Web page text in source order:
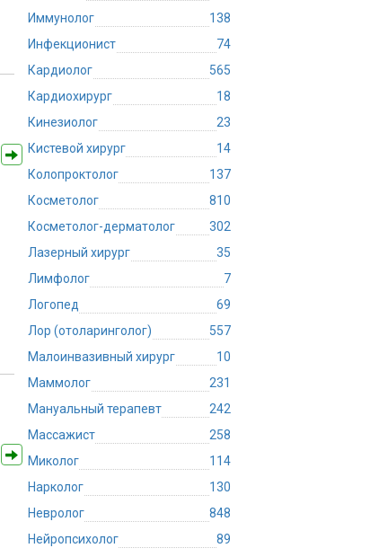
Иммунолог
138
Инфекционист
74
Кардиолог
565
Кардиохирург
18
Кинезиолог
23
Кистевой хирург
14
Колопроктолог
137
Косметолог
810
Косметолог-дерматолог
302
Лазерный хирург
35
Лимфолог
7
Логопед
69
Лор (отоларинголог)
557
Малоинвазивный хирург
10
Маммолог
231
Мануальный терапевт
242
Массажист
258
Миколог
114
Нарколог
130
Невролог
848
Нейропсихолог
89